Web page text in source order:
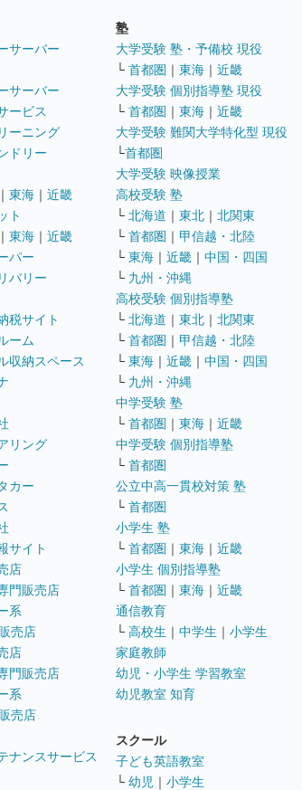
サーバー
サーバー
ービス
ーニング
ドリー
東海 ｜ 近畿
ト
東海 ｜ 近畿
パー
バリー
税サイト
ーム
収納スペース
リング
カー
サイト
店
門販売店
系
売店
店
門販売店
系
売店
ナンスサービス
塾
大学受験 塾・予備校 現役
└ 首都圏 ｜ 東海 ｜ 近畿
大学受験 個別指導塾 現役
└ 首都圏 ｜ 東海 ｜ 近畿
大学受験 難関大学特化型 現役
└首都圏
大学受験 映像授業
高校受験 塾
└ 北海道 ｜ 東北 ｜ 北関東
└ 首都圏 ｜ 甲信越・北陸
└ 東海 ｜ 近畿 ｜ 中国・四国
└ 九州・沖縄
高校受験 個別指導塾
└ 北海道 ｜ 東北 ｜ 北関東
└ 首都圏 ｜ 甲信越・北陸
└ 東海 ｜ 近畿 ｜ 中国・四国
└ 九州・沖縄
中学受験 塾
└ 首都圏 ｜ 東海 ｜ 近畿
中学受験 個別指導塾
└ 首都圏
公立中高一貫校対策 塾
└ 首都圏
小学生 塾
└ 首都圏 ｜ 東海 ｜ 近畿
小学生 個別指導塾
└ 首都圏 ｜ 東海 ｜ 近畿
通信教育
└ 高校生 ｜ 中学生 ｜ 小学生
家庭教師
幼児・小学生 学習教室
幼児教室 知育
スクール
子ども英語教室
└ 幼児 ｜ 小学生